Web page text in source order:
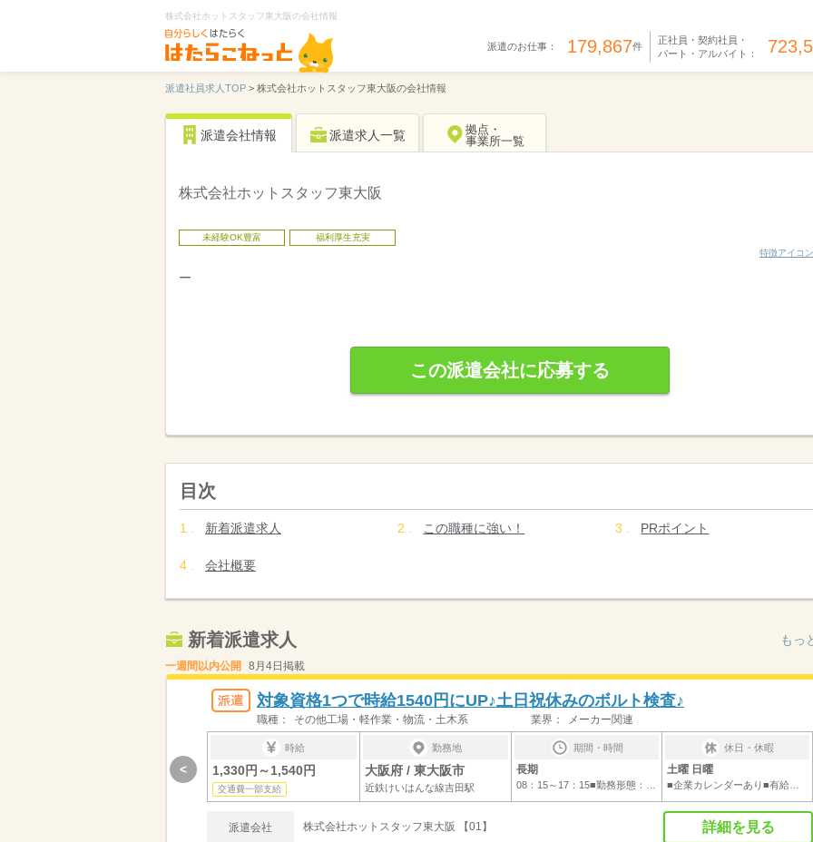
株式会社ホットスタッフ東大阪の会社情報
派遣のお仕事： 179,867件
正社員・契約社員・
パート・アルバイト：
派遣社員求人TOP > 株式会社ホットスタッフ東大阪の会社情報
派遣会社情報 派遣求人一覧
拠点・
事業所一覧
株式会社ホットスタッフ東大阪
未経験OK豊富
福利厚生充実
特徴アイコ
ー
この派遣会社に応募する
目次
新着派遣求人 この職種に強い！ PRポイント
会社概要
新着派遣求人 もっ
一週間以内公開 8月4日掲載
対象資格1つで時給1540円にUP♪土日祝休みのボルト検査♪
職種： その他工場・軽作業・物流・土木系 業界： メーカー関連
時給
1,330円～1,540円
交通費一部支給
勤務地
大阪府 / 東大阪市
近鉄けいはんな線吉田駅
期間・時間
長期
休日・休暇
土曜 日曜
詳細を見る
派遣会社 株式会社ホットスタッフ東大阪 【01】
<